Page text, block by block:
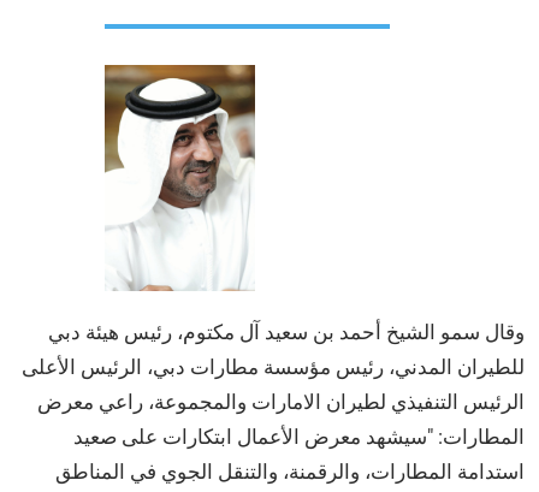
وقال سمو الشيخ أحمد بن سعيد آل مكتوم، رئيس هيئة دبي
للطيران المدني، رئيس مؤسسة مطارات دبي، الرئيس الأعلى
الرئيس التنفيذي لطيران الامارات والمجموعة، راعي معرض
المطارات: "سيشهد معرض الأعمال ابتكارات على صعيد
استدامة المطارات، والرقمنة، والتنقل الجوي في المناطق